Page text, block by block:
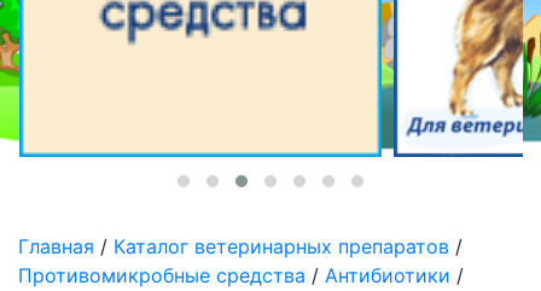
Главная / Каталог ветеринарных препаратов /
Противомикробные средства / Антибиотики /